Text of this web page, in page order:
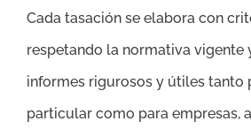
Cada tasación se elabora con
respetando la normativa vigente
informes rigurosos y útiles tanto
particular como para empresas,